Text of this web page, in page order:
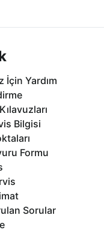
İçin Yardım
Bilgisi
Formu
Sorular